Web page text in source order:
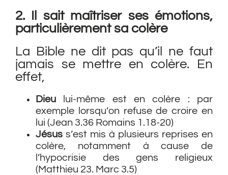
2. Il sait maîtriser ses émotions,
particulièrement sa colère
La Bible ne dit pas qu’il ne faut
jamais se mettre en colère. En
effet,
Dieului-même est en colère : par
exemple lorsqu’on refuse de croire en
lui (Jean 3.36 Romains 1.18-20)
Jésuss’est mis à plusieurs reprises en
colère, notamment à cause de
l’hypocrisie des gens religieux
(Matthieu 23. Marc 3.5)